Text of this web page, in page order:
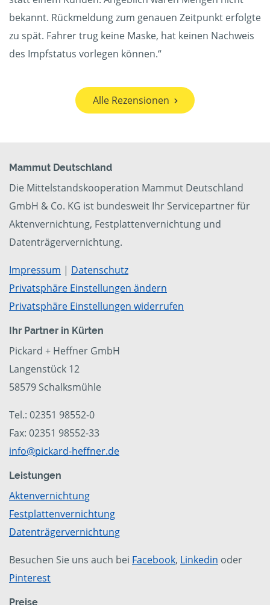
bekannt. Rückmeldung zum genauen Zeitpunkt erfolgte
zu spät. Fahrer trug keine Maske, hat keinen Nachweis
des Impfstatus vorlegen können.“
Alle Rezensionen
Mammut Deutschland
Die Mittelstandskooperation Mammut Deutschland
GmbH & Co. KG ist bundesweit Ihr Servicepartner für
Aktenvernichtung, Festplattenvernichtung und
Datenträgervernichtung.
Impressum | Datenschutz
Privatsphäre Einstellungen ändern
Privatsphäre Einstellungen widerrufen
Ihr Partner in Kürten
Pickard + Heffner GmbH
Langenstück 12
58579 Schalksmühle
Tel.: 02351 98552-0
Fax: 02351 98552-33
info@pickard-heffner.de
Leistungen
Aktenvernichtung
Festplattenvernichtung
Datenträgervernichtung
Besuchen Sie uns auch bei Facebook, Linkedin oder
Pinterest
Preise